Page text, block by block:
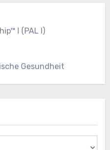
I (PAL I)
Gesundheit